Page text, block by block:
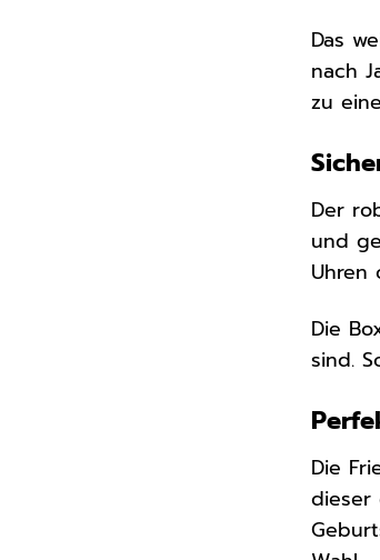
Das
nach
zu
Der
und
Uhren
Die
sind.
Die
dieser